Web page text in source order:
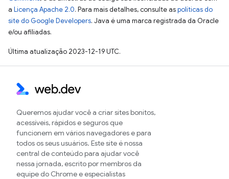
a Licença Apache 2.0. Para mais detalhes, consulte aspolíticas do
site do Google Developers. Java é uma marca registrada da Oracle
e/ou afiliadas.
Última atualização 2023-12-19 UTC.
Queremos ajudar você a criar sites bonitos,
acessíveis, rápidos e seguros que
funcionem em vários navegadores e para
todos os seus usuários. Este site é nossa
central de conteúdo para ajudar você
nessa jornada, escrito por membros da
equipe do Chrome e especialistas